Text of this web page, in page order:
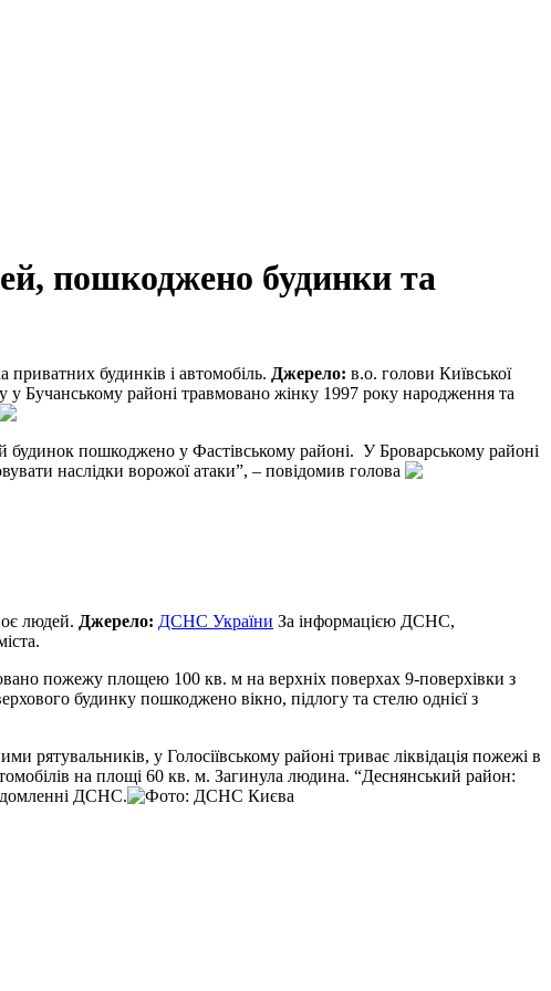
пошкоджено будинки та
будинків і автомобіль. Джерело: в.о. голови Київської
Бучанському районі травмовано жінку 1997 року народження та
пошкоджено у Фастівському районі. У Броварському районі
наслідки ворожої атаки”, – повідомив голова
людей. Джерело: ДСНС України За інформацією ДСНС,
пожежу площею 100 кв. м на верхніх поверхах 9-поверхівки з
будинку пошкоджено вікно, підлогу та стелю однієї з
у Голосіївському районі триває ліквідація пожежі в
на площі 60 кв. м. Загинула людина. “Деснянський район:
ДСНС.